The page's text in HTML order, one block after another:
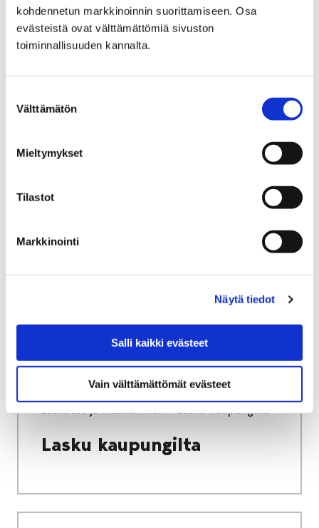
kohdennetun markkinoinnin suorittamiseen. Osa
evästeistä ovat välttämättömiä sivuston
toiminnallisuuden kannalta.
valinta
Välttämätön
Mieltymykset
Tilastot
Markkinointi
Näytä tiedot
Salli kaikki evästeet
Vain välttämättömät evästeet
Vaalimainonta
Tiäksää?-verkkolehti
häkellyttää katsojia
näyttämöllä
Talous ja strategia
Lasku kaupungilta